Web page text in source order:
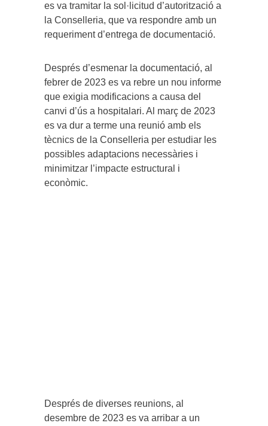
es va tramitar la sol·licitud d’autorització a
la Conselleria, que va respondre amb un
requeriment d’entrega de documentació.
Després d’esmenar la documentació, al
febrer de 2023 es va rebre un nou informe
que exigia modificacions a causa del
canvi d’ús a hospitalari. Al març de 2023
es va dur a terme una reunió amb els
tècnics de la Conselleria per estudiar les
possibles adaptacions necessàries i
minimitzar l’impacte estructural i
econòmic.
Després de diverses reunions, al
desembre de 2023 es va arribar a un